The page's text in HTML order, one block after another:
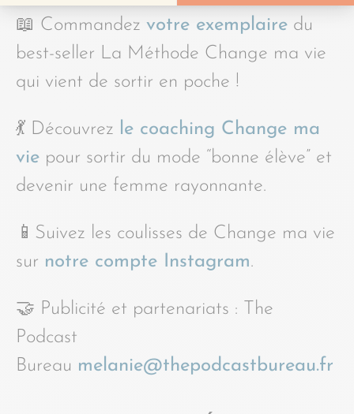
📖 Commandez votre exemplaire du
best-seller La Méthode Change ma vie
qui vient de sortir en poche !
💃 Découvrez
le coaching Change ma
vie pour sortir du mode “bonne élève” et
devenir une femme rayonnante.
📱Suivez les coulisses de Change ma vie
sur notre compte Instagram.
🤝 Publicité et partenariats : The
Podcast
Bureau melanie@thepodcastbureau.fr